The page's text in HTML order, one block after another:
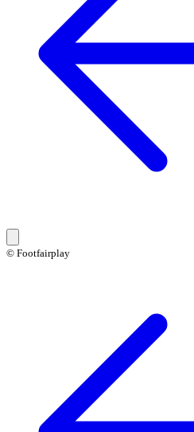
© Footfairplay